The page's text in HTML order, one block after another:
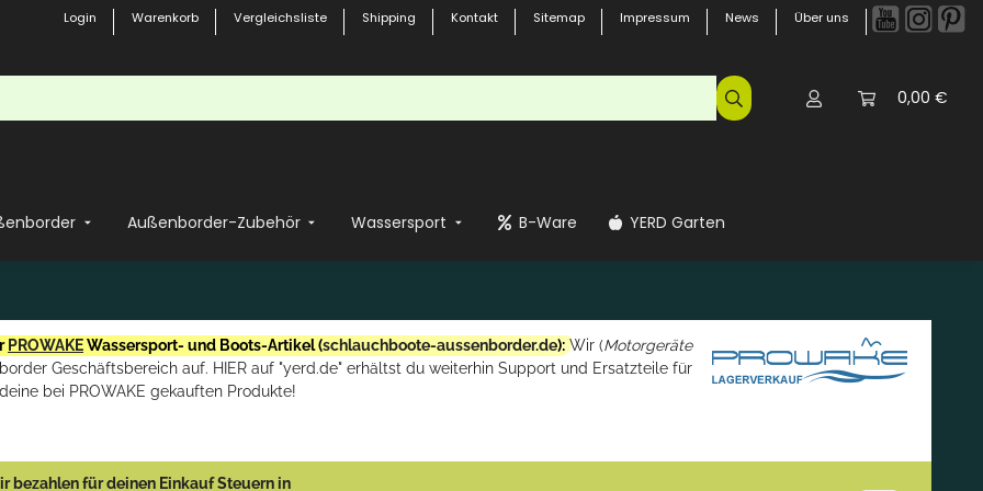
Login Warenkorb Vergleichsliste Shipping Kontakt Sitemap Impressum News Über uns
0,00 €
Außenborder-Zubehör Wassersport B-Ware YERD Garten
PROWAKEWassersport- und Boots-Artikel (schlauchboote-aussenborder.de): Wir (Motorgeräte
Geschäftsbereich auf. HIER auf "yerd.de" erhältst du weiterhin Support und Ersatzteile für
deine bei PROWAKE gekauften Produkte!
bezahlen für deinen Einkauf Steuern in